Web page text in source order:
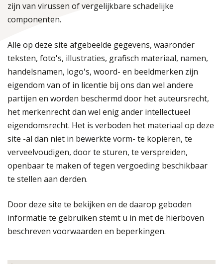
zijn van virussen of vergelijkbare schadelijke
componenten.
Alle op deze site afgebeelde gegevens, waaronder
teksten, foto's, illustraties, grafisch materiaal, namen,
handelsnamen, logo's, woord- en beeldmerken zijn
eigendom van of in licentie bij ons dan wel andere
partijen en worden beschermd door het auteursrecht,
het merkenrecht dan wel enig ander intellectueel
eigendomsrecht. Het is verboden het materiaal op deze
site -al dan niet in bewerkte vorm- te kopiëren, te
verveelvoudigen, door te sturen, te verspreiden,
openbaar te maken of tegen vergoeding beschikbaar
te stellen aan derden.
Door deze site te bekijken en de daarop geboden
informatie te gebruiken stemt u in met de hierboven
beschreven voorwaarden en beperkingen.